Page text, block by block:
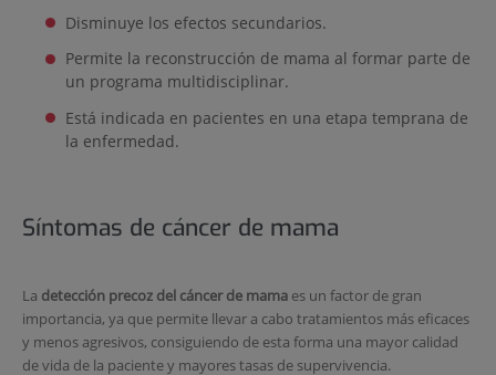
Disminuye los efectos secundarios.
Permite la reconstrucción de mama al formar parte de
un programa multidisciplinar.
Está indicada en pacientes en una etapa temprana de
la enfermedad.
Síntomas de cáncer de mama
La detección precoz del cáncer de mamaes un factor de gran
importancia, ya que permite llevar a cabo tratamientos más eficaces
y menos agresivos, consiguiendo de esta forma una mayor calidad
de vida de la paciente y mayores tasas de supervivencia.